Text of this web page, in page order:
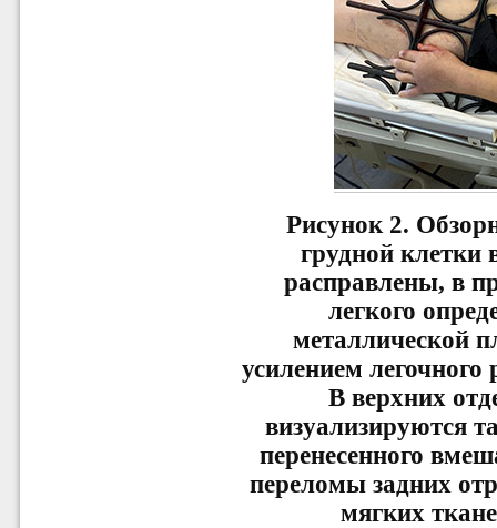
Рисунок 2.
грудной клетки
расправлены, в
легкого
металлической
усилением
В верхних
визуализируются
перенесенного
переломы задних
мягких